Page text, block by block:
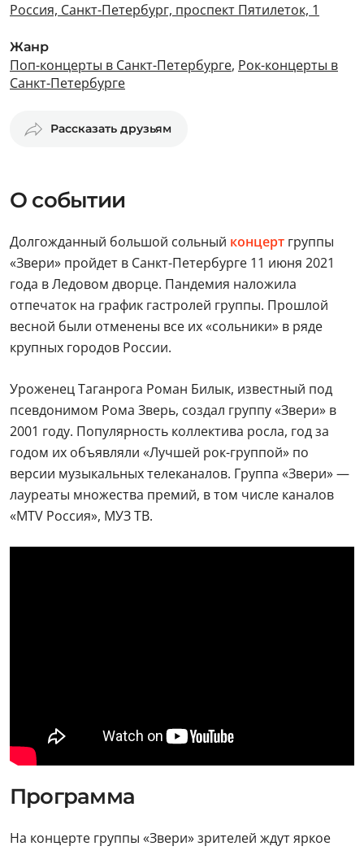
Россия, Санкт-Петербург, проспект Пятилеток, 1
Жанр
Поп-концерты в Санкт-Петербурге, Рок-концерты в
Санкт-Петербурге
Рассказать друзьям
О событии
Долгожданный большой сольный концерт группы
«Звери» пройдет в Санкт-Петербурге 11 июня 2021
года в Ледовом дворце. Пандемия наложила
отпечаток на график гастролей группы. Прошлой
весной были отменены все их «сольники» в ряде
крупных городов России.
Уроженец Таганрога Роман Билык, известный под
псевдонимом Рома Зверь, создал группу «Звери» в
2001 году. Популярность коллектива росла, год за
годом их объявляли «Лучшей рок-группой» по
версии музыкальных телеканалов. Группа «Звери» —
лауреаты множества премий, в том числе каналов
«MTV Россия», МУЗ ТВ.
Программа
На концерте группы «Звери» зрителей ждут яркое